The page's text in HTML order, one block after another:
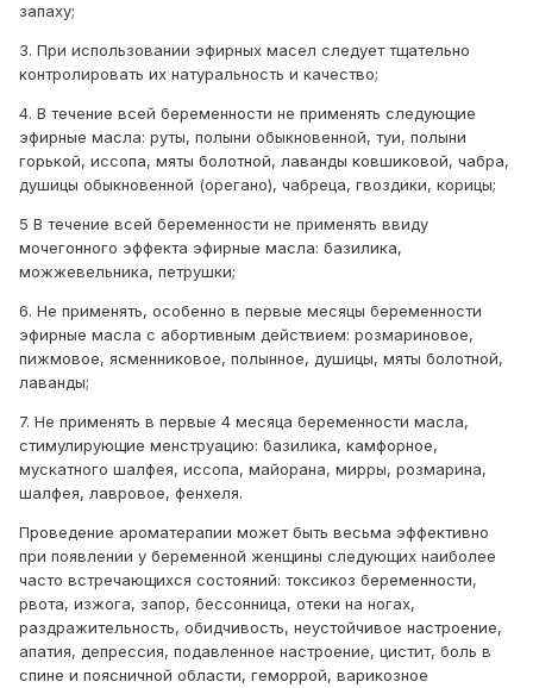
запаху;
3. При использовании эфирных масел следует тщательно
контролировать их натуральность и качество;
4. В течение всей беременности не применять следующие
эфирные масла: руты, полыни обыкновенной, туи, полыни
горькой, иссопа, мяты болотной, лаванды ковшиковой, чабра,
душицы обыкновенной (орегано), чабреца, гвоздики, корицы;
5 В течение всей беременности не применять ввиду
мочегонного эффекта эфирные масла: базилика,
можжевельника, петрушки;
6. Не применять, особенно в первые месяцы беременности
эфирные масла с абортивным действием: розмариновое,
пижмовое, ясменниковое, полынное, душицы, мяты болотной,
лаванды;
7. Не применять в первые 4 месяца беременности масла,
стимулирующие менструацию: базилика, камфорное,
мускатного шалфея, иссопа, майорана, мирры, розмарина,
шалфея, лавровое, фенхеля.
Проведение ароматерапии может быть весьма эффективно
при появлении у беременной женщины следующих наиболее
часто встречающихся состояний: токсикоз беременности,
рвота, изжога, запор, бессонница, отеки на ногах,
раздражительность, обидчивость, неустойчивое настроение,
апатия, депрессия, подавленное настроение, цистит, боль в
спине и поясничной области, геморрой, варикозное